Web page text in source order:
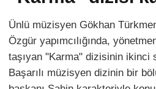
Ünlü müzisyen Gökhan
Özgür yapımcılığında,
taşıyan "Karma" dizisinin ikinci
Başarılı müzisyen dizinin bir